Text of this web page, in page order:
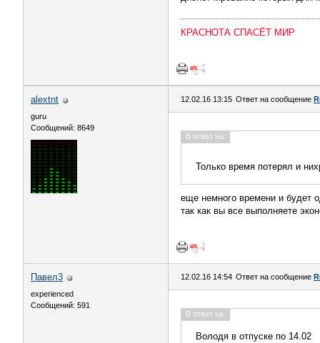
КРАСНОТА СПАСЁТ МИР
alextnt
guru
Сообщений: 8649
12.02.16 13:15 Ответ на сообщение
В ответ на:
Только время потерял и
еще немного времени и будет
так как вы все выполняете
Павел3
experienced
Сообщений: 591
12.02.16 14:54 Ответ на сообщение
В ответ на:
Володя в отпуске по 14.02